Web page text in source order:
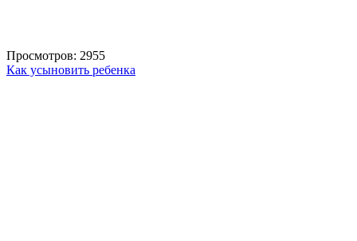
Просмотров: 2955
Как усыновить ребенка